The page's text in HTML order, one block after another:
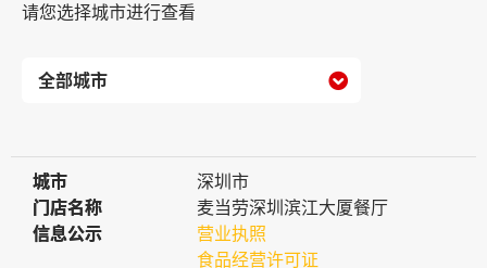
请您选择城市进行查看

城市
城市
深圳市
门店名称
门店名称
麦当劳深圳滨江大厦餐厅
信息公示
信息公示
营业执照
食品经营许可证